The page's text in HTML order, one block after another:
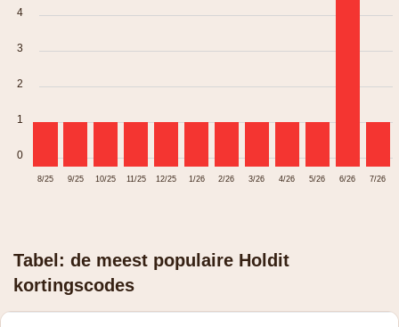
4
3
2
1
0
8/25 9/25 10/25 11/25 12/25 1/26 2/26 3/26 4/26 5/26 6/26 7/26
Tabel: de meest populaire Holdit
kortingscodes